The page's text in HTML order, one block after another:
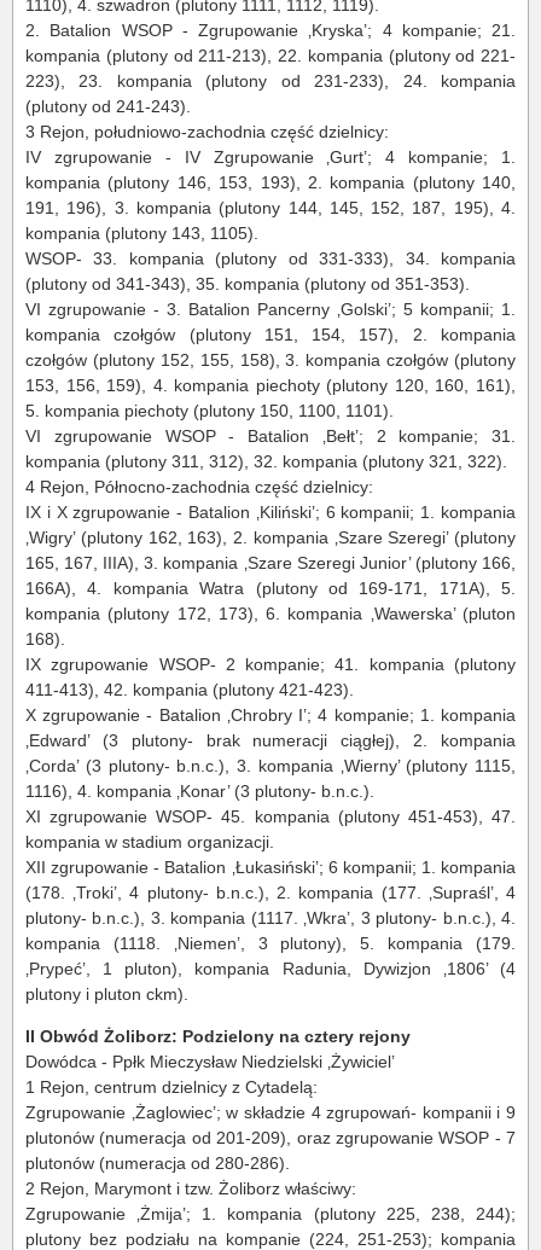
1110), 4. szwadron (plutony 1111, 1112, 1119).
2. Batalion WSOP - Zgrupowanie ‚Kryska’; 4 kompanie; 21.
kompania (plutony od 211-213), 22. kompania (plutony od 221-
223), 23. kompania (plutony od 231-233), 24. kompania
(plutony od 241-243).
3 Rejon, południowo-zachodnia część dzielnicy:
IV zgrupowanie - IV Zgrupowanie ‚Gurt’; 4 kompanie; 1.
kompania (plutony 146, 153, 193), 2. kompania (plutony 140,
191, 196), 3. kompania (plutony 144, 145, 152, 187, 195), 4.
kompania (plutony 143, 1105).
WSOP- 33. kompania (plutony od 331-333), 34. kompania
(plutony od 341-343), 35. kompania (plutony od 351-353).
VI zgrupowanie - 3. Batalion Pancerny ‚Golski’; 5 kompanii; 1.
kompania czołgów (plutony 151, 154, 157), 2. kompania
czołgów (plutony 152, 155, 158), 3. kompania czołgów (plutony
153, 156, 159), 4. kompania piechoty (plutony 120, 160, 161),
5. kompania piechoty (plutony 150, 1100, 1101).
VI zgrupowanie WSOP - Batalion ‚Bełt’; 2 kompanie; 31.
kompania (plutony 311, 312), 32. kompania (plutony 321, 322).
4 Rejon, Północno-zachodnia część dzielnicy:
IX i X zgrupowanie - Batalion ‚Kiliński’; 6 kompanii; 1. kompania
‚Wigry’ (plutony 162, 163), 2. kompania ‚Szare Szeregi’ (plutony
165, 167, IIIA), 3. kompania ‚Szare Szeregi Junior’ (plutony 166,
166A), 4. kompania Watra (plutony od 169-171, 171A), 5.
kompania (plutony 172, 173), 6. kompania ‚Wawerska’ (pluton
168).
IX zgrupowanie WSOP- 2 kompanie; 41. kompania (plutony
411-413), 42. kompania (plutony 421-423).
X zgrupowanie - Batalion ‚Chrobry I’; 4 kompanie; 1. kompania
‚Edward’ (3 plutony- brak numeracji ciągłej), 2. kompania
‚Corda’ (3 plutony- b.n.c.), 3. kompania ‚Wierny’ (plutony 1115,
1116), 4. kompania ‚Konar’ (3 plutony- b.n.c.).
XI zgrupowanie WSOP- 45. kompania (plutony 451-453), 47.
kompania w stadium organizacji.
XII zgrupowanie - Batalion ‚Łukasiński’; 6 kompanii; 1. kompania
(178. ‚Troki’, 4 plutony- b.n.c.), 2. kompania (177. ‚Supraśl’, 4
plutony- b.n.c.), 3. kompania (1117. ‚Wkra’, 3 plutony- b.n.c.), 4.
kompania (1118. ‚Niemen’, 3 plutony), 5. kompania (179.
‚Prypeć’, 1 pluton), kompania Radunia, Dywizjon ‚1806’ (4
plutony i pluton ckm).
II Obwód Żoliborz: Podzielony na cztery rejony
Dowódca - Ppłk Mieczysław Niedzielski ‚Żywiciel’
1 Rejon, centrum dzielnicy z Cytadelą:
Zgrupowanie ‚Żaglowiec’; w składzie 4 zgrupowań- kompanii i 9
plutonów (numeracja od 201-209), oraz zgrupowanie WSOP - 7
plutonów (numeracja od 280-286).
2 Rejon, Marymont i tzw. Żoliborz właściwy:
Zgrupowanie ‚Żmija’; 1. kompania (plutony 225, 238, 244);
plutony bez podziału na kompanie (224, 251-253); kompania